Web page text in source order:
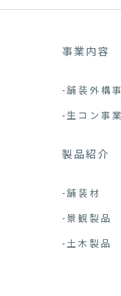
事業内容
-舗装外構
-生コン事
製品紹介
-舗装材
-景観製品
-土木製品